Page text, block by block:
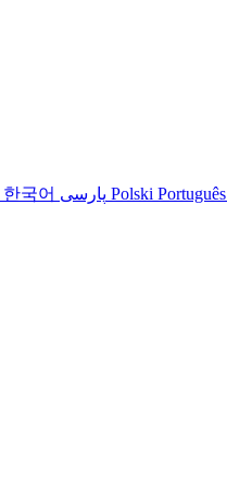
한국어 Polski Português